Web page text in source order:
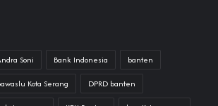
Soni Bank Indonesia banten
Kota Serang DPRD banten